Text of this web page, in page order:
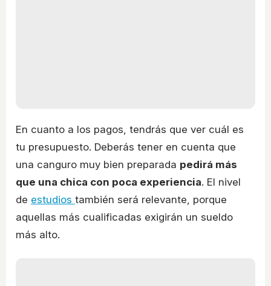
En cuanto a los pagos, tendrás que ver cuál es
tu presupuesto. Deberás tener en cuenta que
una canguro muy bien preparada pedirá más
que una chica con poca experiencia. El nivel
de estudios también será relevante, porque
aquellas más cualificadas exigirán un sueldo
más alto.